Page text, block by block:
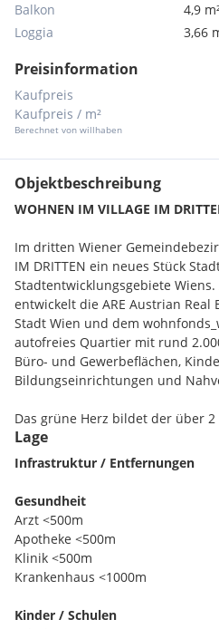
Balkon
4,9
Loggia
3,66
Preisinformation
Kaufpreis
Kaufpreis / m²
Berechnet von willhaben
Objektbeschreibung
WOHNEN IM VILLAGE IM
Im dritten Wiener
IM DRITTEN ein neues Stück
Stadtentwicklungsgebiete
entwickelt die ARE Austrian
Stadt Wien und dem
autofreies Quartier mit rund
Büro- und Gewerbeflächen,
Bildungseinrichtungen und
Das grüne Herz bildet der über
Park - eine Oase für Erholung,
Dächer, die nicht begehbar sind,
Angebote,
direkt vor der Haustüre.
Lebensqualität sind die Leitlinien
Stadtviertels.
Mit dem Slogan "natürlich
intelligente Architektur,
Lage
Infrastruktur / Entfernungen
Gesundheit
Arzt <500m
Apotheke <500m
Klinik <500m
Krankenhaus <1000m
Kinder / Schulen